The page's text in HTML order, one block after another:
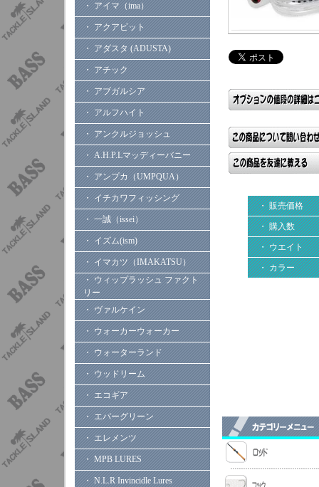
・ アイマ（ima）
・ アクアビット
・ アダスタ (ADUSTA)
・ アチック
・ アブガルシア
・ アルフハイト
・ アンクルジョッシュ
・ A.H.P.Lマッディーバニー
・ アンプカ（UMPQUA）
・ イチカワフィッシング
・ 一誠（issei）
・ イズム(ism)
・ イマカツ（IMAKATSU）
・ ウィップラッシュ ファクト
リー
・ ヴァルケイン
・ ウォーカーウォーカー
・ ウォーターランド
・ ウッドリーム
・ エコギア
・ エバーグリーン
・ エレメンツ
・ MPB LURES
・ N.L.R Invincidle Lures
・ 販売価格
・ 購入数
・ ウエイト
・ カラー